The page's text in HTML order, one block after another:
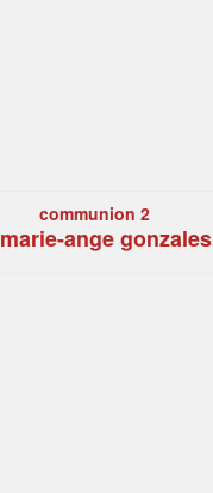
communion 2
marie-ange gonzales